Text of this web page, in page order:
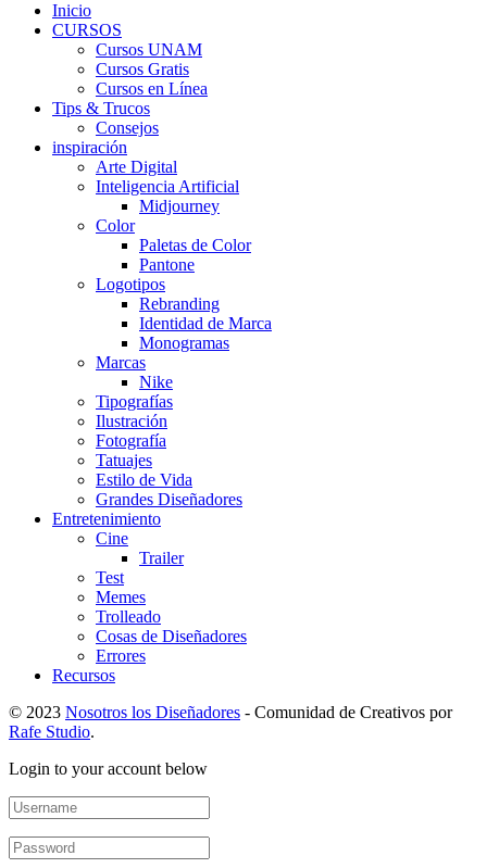
Inicio
CURSOS
Cursos UNAM
Cursos Gratis
Cursos en Línea
Tips & Trucos
Consejos
inspiración
Arte Digital
Inteligencia Artificial
Midjourney
Color
Paletas de Color
Pantone
Logotipos
Rebranding
Identidad de Marca
Monogramas
Marcas
Nike
Tipografías
Ilustración
Fotografía
Tatuajes
Estilo de Vida
Grandes Diseñadores
Entretenimiento
Cine
Trailer
Test
Memes
Trolleado
Cosas de Diseñadores
Errores
Recursos
© 2023 Nosotros los Diseñadores - Comunidad de Creativos por
Rafe Studio.
Login to your account below